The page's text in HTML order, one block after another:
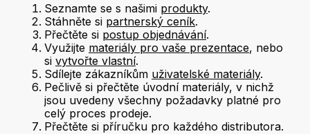
Seznamte se s našimi produkty.
Stáhněte si partnerský ceník.
Přečtěte si postup objednávání.
Využijte materiály pro vaše prezentace, nebo
si vytvořte vlastní.
Sdílejte zákazníkům uživatelské materiály.
Pečlivě si přečtěte úvodní materiály, v nichž
jsou uvedeny všechny požadavky platné pro
celý proces prodeje.
Přečtěte si příručku pro každého distributora.